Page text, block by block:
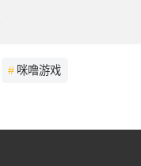
# 咪噜游戏